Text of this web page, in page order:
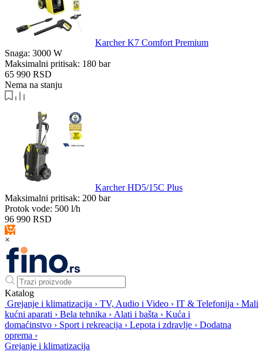
Karcher K7 Comfort Premium
Snaga: 3000 W
Maksimalni pritisak: 180 bar
65 990 RSD
Nema na stanju
Karcher HD5/15C Plus
Maksimalni pritisak: 200 bar
Protok vode: 500 l/h
96 990 RSD
×
Katalog
Grejanje i klimatizacija › TV, Audio i Video › IT & Telefonija › Mali
kućni aparati › Bela tehnika › Alati i bašta › Kuća i
domaćinstvo › Sport i rekreacija › Lepota i zdravlje › Dodatna
oprema ›
Grejanje i klimatizacija